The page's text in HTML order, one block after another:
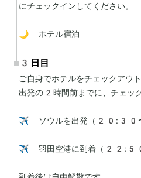
にチェックインしてください。
🌙 ホテル宿泊
3日目
ご自身でホテルをチェックアウ
出発の2時間前までに、チェッ
✈️ ソウルを出発（
✈️ 羽田空港に到着（22:50